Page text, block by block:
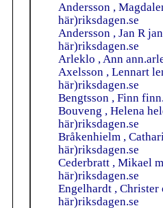
Andersson ,
här)riksdagen.se
Andersson , Jan R
här)riksdagen.se
Arleklo , Ann
Axelsson , Lennart
här)riksdagen.se
Bengtsson , Finn
Bouveng , Helena
här)riksdagen.se
Bråkenhielm ,
här)riksdagen.se
Cederbratt , Mikael
här)riksdagen.se
Engelhardt ,
här)riksdagen.se